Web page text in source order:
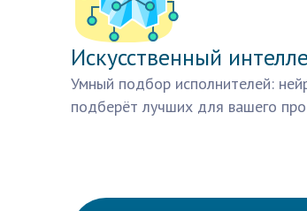
Искусственный
Умный подбор исполнителей:
подберёт лучших для вашего